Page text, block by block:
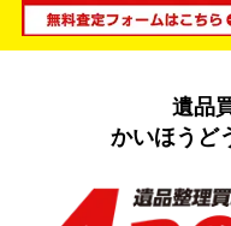
遺品
かいほうど